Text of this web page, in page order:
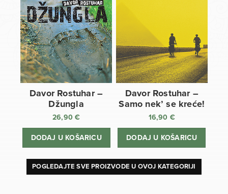
Davor Rostuhar –
Džungla
26,90€
DODAJ U KOŠARICU
Davor Rostuhar –
Samo nek’ se kreće!
16,90 €
DODAJ U KOŠARICU
POGLEDAJTE SVE PROIZVODE U OVOJ KATEGORIJI